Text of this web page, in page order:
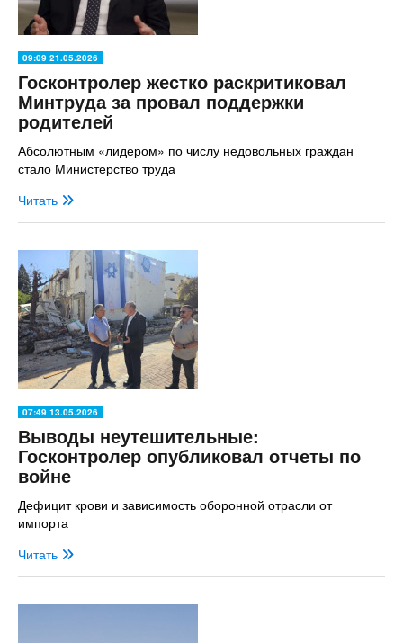
09:09 21.05.2026
Госконтролер жестко раскритиковал
Минтруда за провал поддержки
родителей
Абсолютным «лидером» по числу недовольных граждан
стало Министерство труда
Читать
07:49 13.05.2026
Выводы неутешительные:
Госконтролер опубликовал отчеты по
войне
Дефицит крови и зависимость оборонной отрасли от
импорта
Читать